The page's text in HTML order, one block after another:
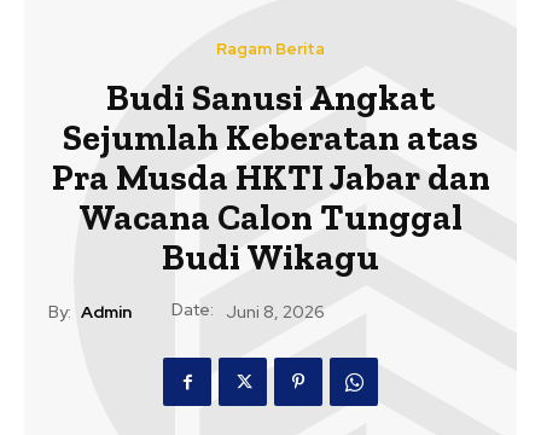
Ragam Berita
Budi Sanusi Angkat
Sejumlah Keberatan atas
Pra Musda HKTI Jabar dan
Wacana Calon Tunggal
Budi Wikagu
By: Admin Date: Juni 8, 2026